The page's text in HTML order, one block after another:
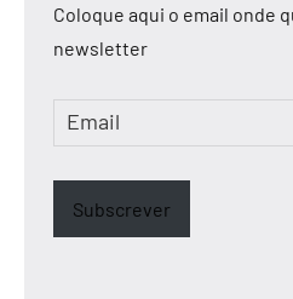
Coloque aqui o email onde
newsletter
Email
Subscrever